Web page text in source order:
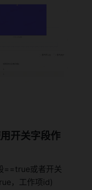
开关字段作
==true或者开关
，工作项id)